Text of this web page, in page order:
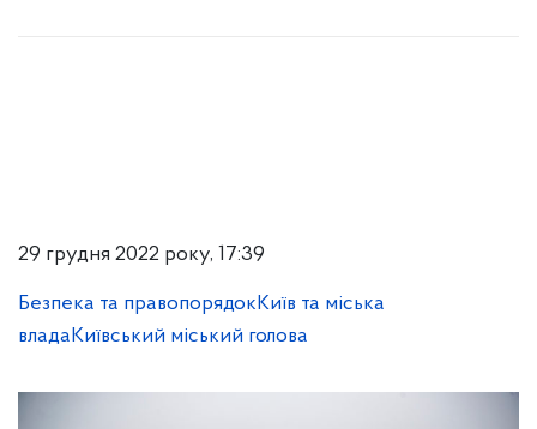
29 грудня 2022 року, 17:39
Безпека та правопорядокКиїв та міська
владаКиївський міський голова